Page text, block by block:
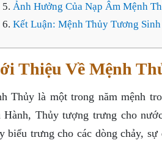
Ảnh Hưởng Của Nạp Âm Mệnh
Kết Luận: Mệnh Thủy Tương
Thiệu Về Mệnh
Thủy là một trong năm mệnh
Hành, Thủy tượng trưng cho
biểu trưng cho các dòng chảy,